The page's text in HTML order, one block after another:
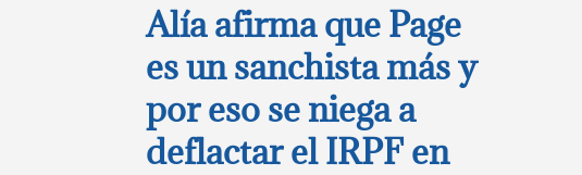
Alía afirma que Page
es un sanchista más y
por eso se niega a
deflactar el IRPF en